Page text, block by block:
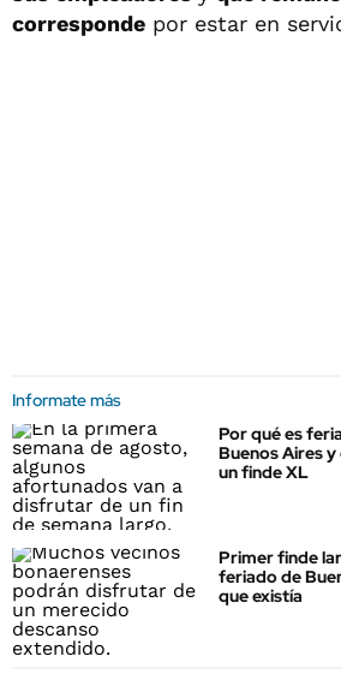
corresponde por estar en
Informate más
Por qué es
Buenos Aires
un finde XL
Primer finde
feriado de
que existía